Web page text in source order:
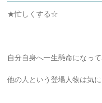
★忙しくする☆
自分自身へ一生懸命になっ
他の人という登場人物は気